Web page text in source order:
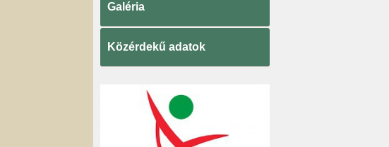
Galéria
Közérdekű adatok